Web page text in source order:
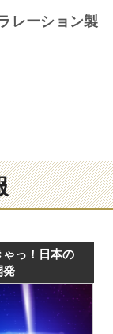
レーション製
っ！日本の
発